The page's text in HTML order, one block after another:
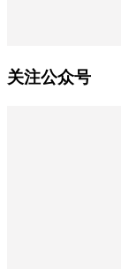
关注公众号